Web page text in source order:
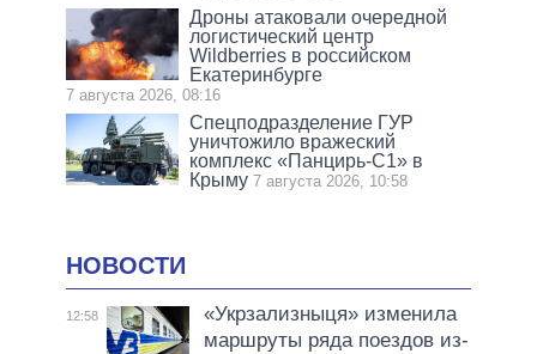
Дроны атаковали очередной
логистический центр
Wildberries в российском
Екатеринбурге
7 августа 2026, 08:16
Спецподразделение ГУР
уничтожило вражеский
комплекс «Панцирь-С1» в
Крыму 7 августа 2026, 10:58
НОВОСТИ
12:58
«Укрзализныця» изменила
маршруты ряда поездов из-